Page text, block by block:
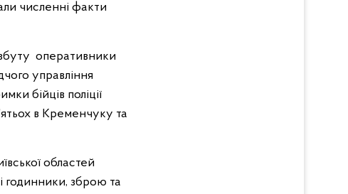
численні факти
оперативники
управління
бійців поліції
в Кременчуку та
областей
годинники, зброю та